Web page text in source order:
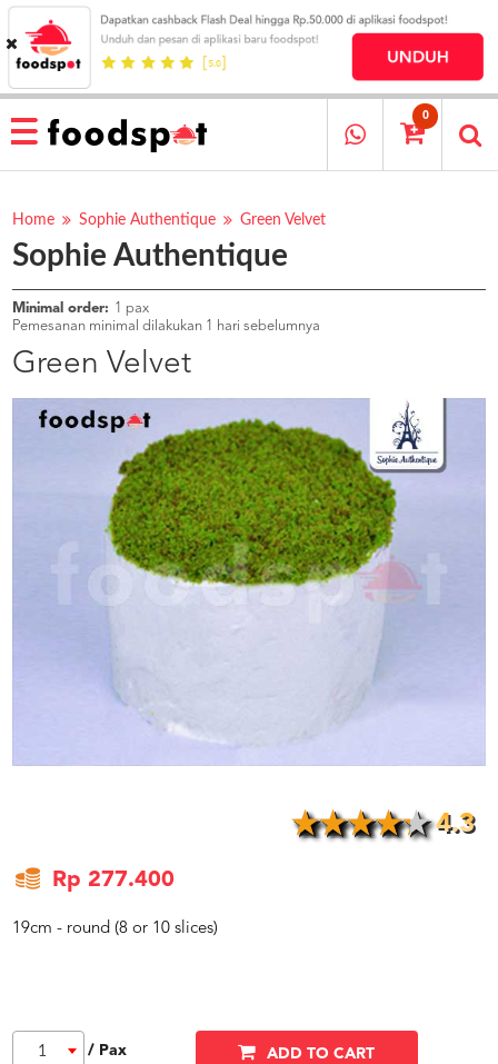
HOME
MENU
RESTAURANT
PESAN
OUR
COMPANY
KATA
MEREKA
KATALOG
PROGRAM
0
Home Sophie Authentique Green Velvet
Sophie Authentique
Minimal order: 1 pax
Pemesanan minimal dilakukan 1 hari sebelumnya
Green Velvet
4.3
Rp 277.400
19cm - round (8 or 10 slices)
1 / Pax ADD TO CART